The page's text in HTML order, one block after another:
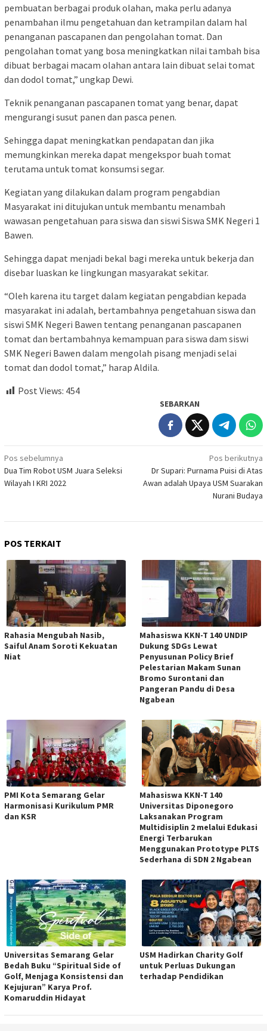
pembuatan berbagai produk olahan, maka perlu adanya
penambahan ilmu pengetahuan dan ketrampilan dalam hal
penanganan pascapanen dan pengolahan tomat. Dan
pengolahan tomat yang bosa meningkatkan nilai tambah bisa
dibuat berbagai macam olahan antara lain dibuat selai tomat
dan dodol tomat,” ungkap Dewi.
Teknik penanganan pascapanen tomat yang benar, dapat
mengurangi susut panen dan pasca penen.
Sehingga dapat meningkatkan pendapatan dan jika
memungkinkan mereka dapat mengekspor buah tomat
terutama untuk tomat konsumsi segar.
Kegiatan yang dilakukan dalam program pengabdian
Masyarakat ini ditujukan untuk membantu menambah
wawasan pengetahuan para siswa dan siswi Siswa SMK Negeri 1
Bawen.
Sehingga dapat menjadi bekal bagi mereka untuk bekerja dan
disebar luaskan ke lingkungan masyarakat sekitar.
“Oleh karena itu target dalam kegiatan pengabdian kepada
masyarakat ini adalah, bertambahnya pengetahuan siswa dan
siswi SMK Negeri Bawen tentang penanganan pascapanen
tomat dan bertambahnya kemampuan para siswa dam siswi
SMK Negeri Bawen dalam mengolah pisang menjadi selai
tomat dan dodol tomat,” harap Aldila.
Post Views: 454
SEBARKAN
Navigasi
pos
Pos sebelumnya
Dua Tim Robot USM Juara Seleksi
Wilayah I KRI 2022
Pos berikutnya
Dr Supari: Purnama Puisi di Atas
Awan adalah Upaya USM Suarakan
Nurani Budaya
POS TERKAIT
Rahasia Mengubah Nasib,
Saiful Anam Soroti Kekuatan
Niat
Mahasiswa KKN-T 140 UNDIP
Dukung SDGs Lewat
Penyusunan Policy Brief
Pelestarian Makam Sunan
Bromo Surontani dan
Pangeran Pandu di Desa
Ngabean
PMI Kota Semarang Gelar
Harmonisasi Kurikulum PMR
dan KSR
Mahasiswa KKN-T 140
Universitas Diponegoro
Laksanakan Program
Multidisiplin 2 melalui Edukasi
Energi Terbarukan
Menggunakan Prototype PLTS
Sederhana di SDN 2 Ngabean
Universitas Semarang Gelar
Bedah Buku “Spiritual Side of
Golf, Menjaga Konsistensi dan
Kejujuran” Karya Prof.
Komaruddin Hidayat
USM Hadirkan Charity Golf
untuk Perluas Dukungan
terhadap Pendidikan